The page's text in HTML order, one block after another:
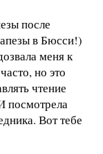
после
в Бюсси!)
меня к
но это
чтение
посмотрела
Вот тебе